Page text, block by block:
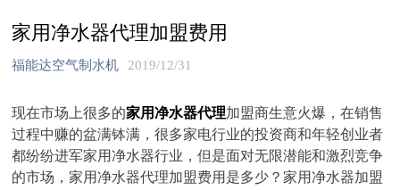
家用净水器代理加盟费用
福能达空气制水机 2019/12/31
现在市场上很多的家用净水器代理加盟商生意火爆，在销售
过程中赚的盆满钵满，很多家电行业的投资商和年轻创业者
都纷纷进军家用净水器行业，但是面对无限潜能和激烈竞争
的市场，家用净水器代理加盟费用是多少？家用净水器加盟